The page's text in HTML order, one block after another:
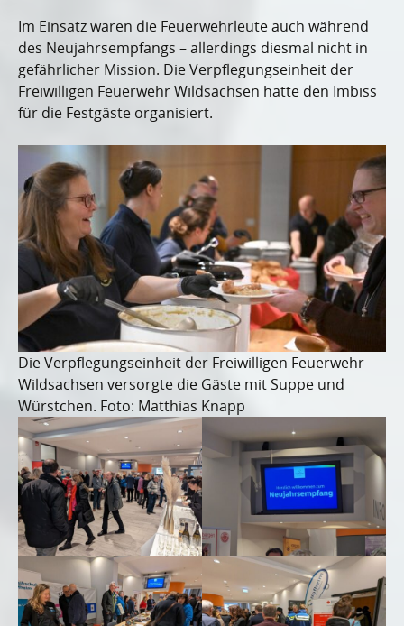
Im Einsatz waren die Feuerwehrleute auch während
des Neujahrsempfangs – allerdings diesmal nicht in
gefährlicher Mission. Die Verpflegungseinheit der
Freiwilligen Feuerwehr Wildsachsen hatte den Imbiss
für die Festgäste organisiert.
Die Verpflegungseinheit der Freiwilligen Feuerwehr
Wildsachsen versorgte die Gäste mit Suppe und
Würstchen. Foto: Matthias Knapp